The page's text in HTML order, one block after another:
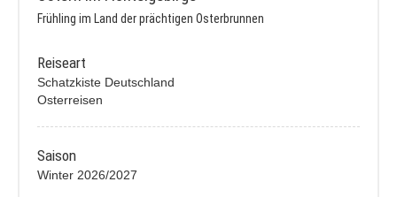
Frühling im Land der prächtigen Osterbrunnen
Reiseart
Schatzkiste Deutschland
Osterreisen
Saison
Winter 2026/2027